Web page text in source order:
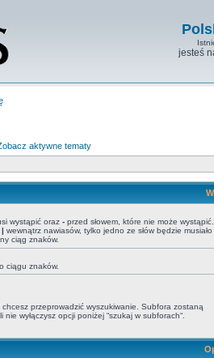
jesteś
aktywne tematy
wystąpić oraz - przed słowem, które nie może
| wewnątrz nawiasów, tylko jedno ze słów będzie musiało
ciąg znaków.
ciągu znaków.
przeprowadzić wyszukiwanie. Subfora zostaną
wyłączysz opcji poniżej “szukaj w subforach“.